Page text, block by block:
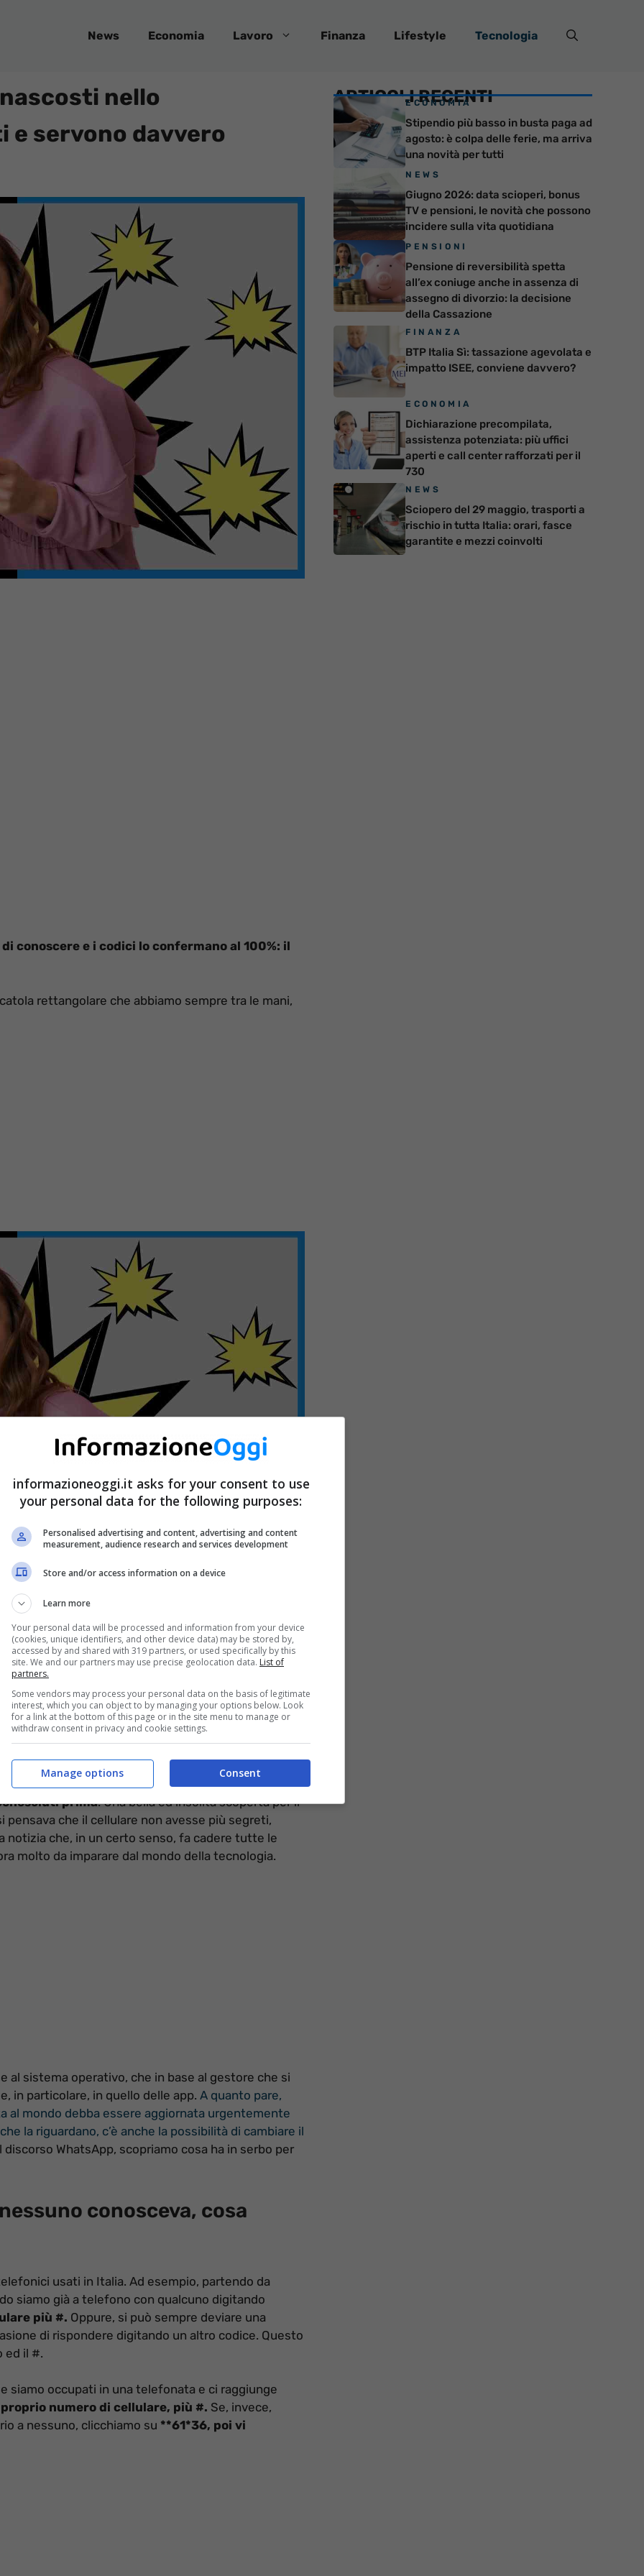
News Economia Lavoro Finanza Lifestyle Tecnologia
nello
e servono davvero
conoscere e i codici lo confermano al 100%: il
rettangolare che abbiamo sempre tra le mani,
un abisso profondo di formule, oseremo dire
funzioni differenti. E non stiamo parlando di quelle
o Facebook. Certo, anche loro, sicuramente, hanno
ma questo è un altro discorso. Invece, è
abbiamo in mano, da solo e senza supporti
di minimizzare i tempi in qualche
prima. Una bella ed insolita scoperta per il
pensava che il cellulare non avesse più segreti,
notizia che, in un certo senso, fa cadere tutte le
molto da imparare dal mondo della tecnologia.
al sistema operativo, che in base al gestore che si
in particolare, in quello delle app. A quanto pare,
al mondo debba essere aggiornata urgentemente
la riguardano, c’è anche la possibilità di cambiare il
discorso WhatsApp, scopriamo cosa ha in serbo per
conosceva, cosa
usati in Italia. Ad esempio, partendo da
siamo già a telefono con qualcuno digitando
più #. Oppure, si può sempre deviare una
di rispondere digitando un altro codice. Questo
ed il #.
siamo occupati in una telefonata e ci raggiunge
numero di cellulare, più #. Se, invece,
a nessuno, clicchiamo su **61*36, poi vi
ARTICOLI RECENTI
ECONOMIA
Stipendio più basso in busta paga ad
agosto: è colpa delle ferie, ma arriva
una novità per tutti
NEWS
Giugno 2026: data scioperi, bonus
TV e pensioni, le novità che possono
incidere sulla vita quotidiana
PENSIONI
Pensione di reversibilità spetta
all’ex coniuge anche in assenza di
assegno di divorzio: la decisione
della Cassazione
FINANZA
BTP Italia Sì: tassazione agevolata e
impatto ISEE, conviene davvero?
ECONOMIA
Dichiarazione precompilata,
assistenza potenziata: più uffici
aperti e call center rafforzati per il
730
NEWS
Sciopero del 29 maggio, trasporti a
rischio in tutta Italia: orari, fasce
garantite e mezzi coinvolti
informazioneoggi.it asks for your consent to use
your personal data for the following purposes:
Personalised advertising and content, advertising and content
measurement, audience research and services development
Store and/or access information on a device
Learn more
Your personal data will be processed and information from your device
(cookies, unique identifiers, and other device data) may be stored by,
accessed by and shared with 319 partners, or used specifically by this
site. We and our partners may use precise geolocation data. List of
partners.
Some vendors may process your personal data on the basis of legitimate
interest, which you can object to by managing your options below. Look
for a link at the bottom of this page or in the site menu to manage or
withdraw consent in privacy and cookie settings.
Consent
Manage options